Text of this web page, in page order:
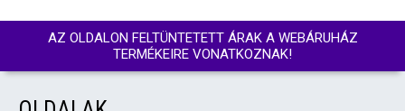
AZ OLDALON FELTÜNTETETT ÁRAK A WEBÁRUHÁZ
TERMÉKEIRE VONATKOZNAK!